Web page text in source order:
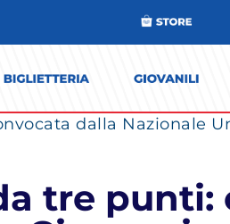
dalla Nazionale
tre